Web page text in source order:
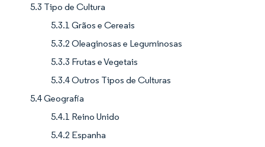
5.3 Tipo de Cultura
5.3.1 Grãos e Cereais
5.3.2 Oleaginosas e Leguminosas
5.3.3 Frutas e Vegetais
5.3.4 Outros Tipos de Culturas
5.4 Geografia
5.4.1 Reino Unido
5.4.2 Espanha